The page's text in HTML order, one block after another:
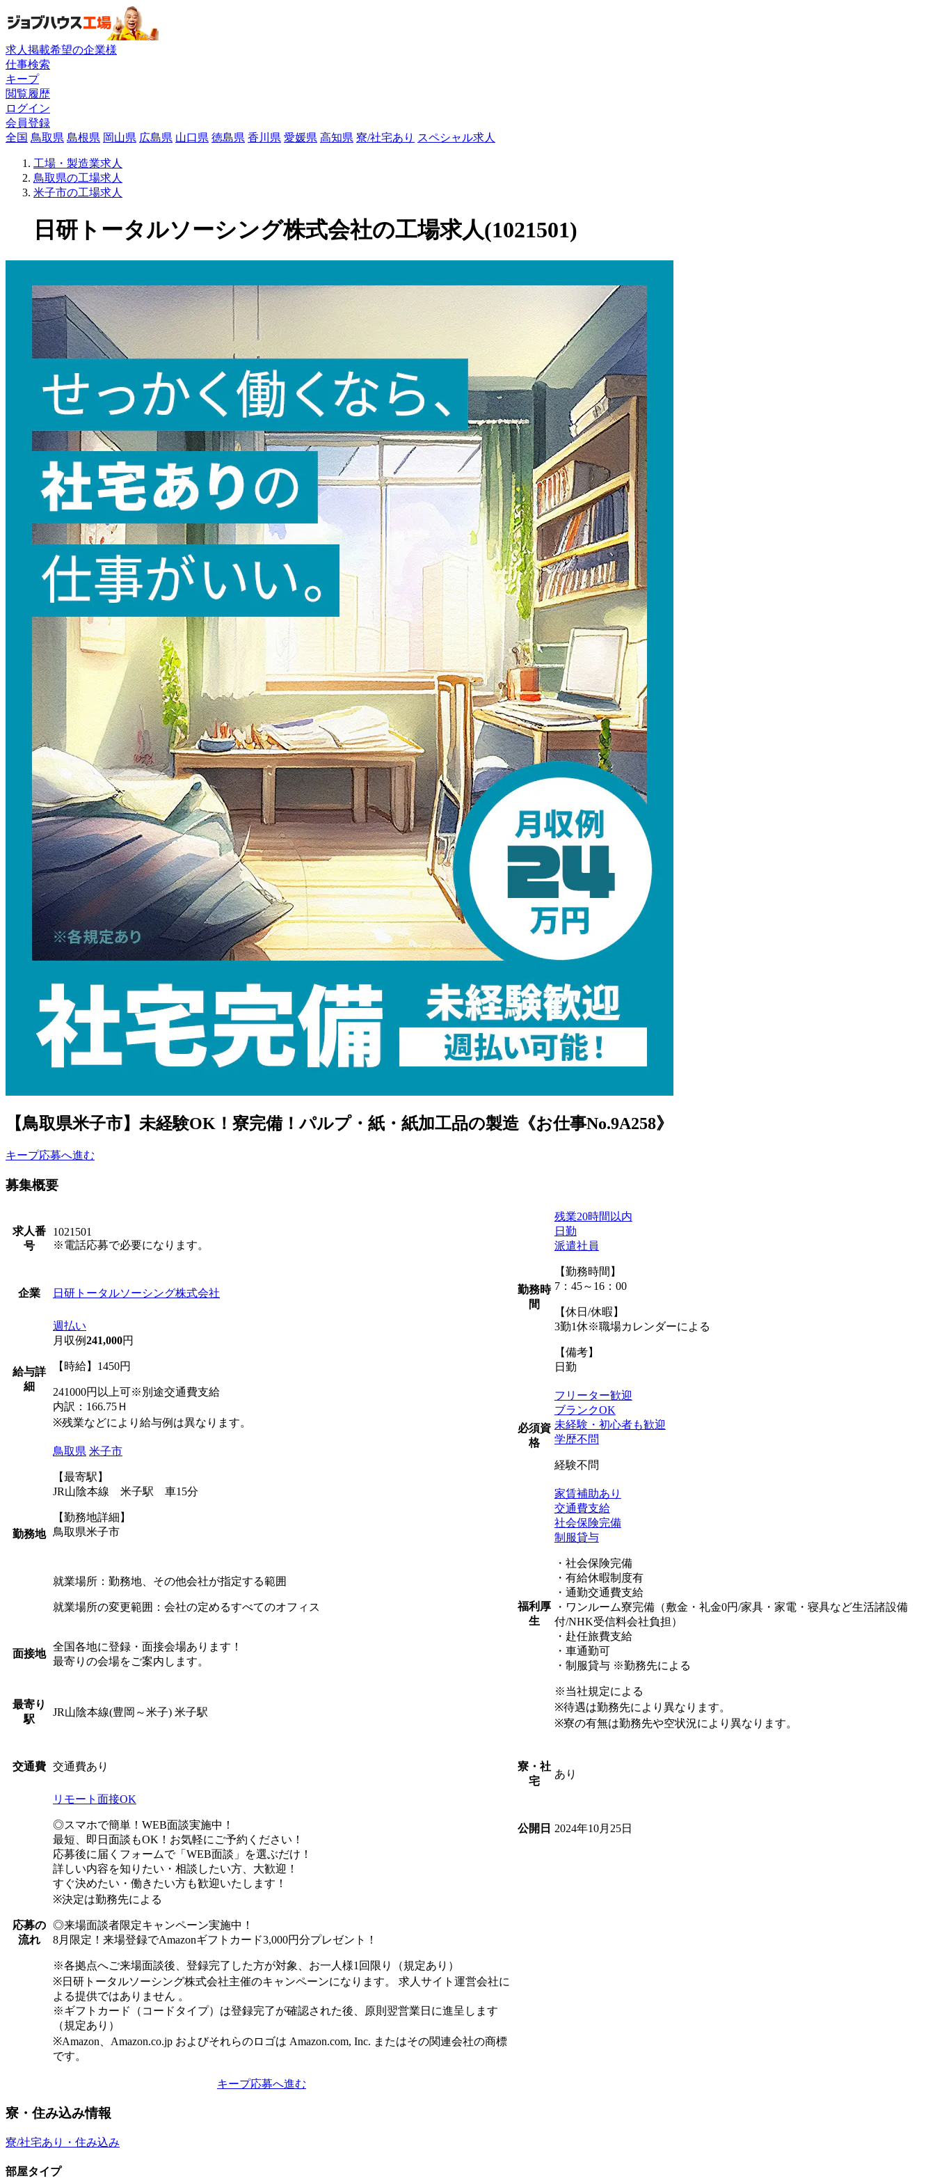
求人掲載希望の企業様
仕事検索
キープ
閲覧履歴
ログイン
会員登録
全国 鳥取県 島根県 岡山県 広島県 山口県 徳島県 香川県 愛媛県 高知県 寮/社宅あり スペシャル求人
工場・製造業求人
鳥取県の工場求人
米子市の工場求人
日研トータルソーシング株式会社の工場求人(1021501)
【鳥取県米子市】未経験OK！寮完備！パルプ・紙・紙加工品の製造《お仕事No.9A258》
キープ応募へ進む
募集概要
求人番
号
1021501
※電話応募で必要になります。
企業 日研トータルソーシング株式会社
給与詳
細
週払い
月収例241,000円
【時給】1450円
241000円以上可※別途交通費支給
内訳：166.75Ｈ
※残業などにより給与例は異なります。
勤務地
鳥取県 米子市
【最寄駅】
JR山陰本線 米子駅 車15分
【勤務地詳細】
鳥取県米子市
就業場所：勤務地、その他会社が指定する範囲
就業場所の変更範囲：会社の定めるすべてのオフィス
面接地
全国各地に登録・面接会場あります！
最寄りの会場をご案内します。
最寄り
駅
JR山陰本線(豊岡～米子) 米子駅
交通費 交通費あり
応募の
流れ
リモート面接OK
◎スマホで簡単！WEB面談実施中！
最短、即日面談もOK！お気軽にご予約ください！
応募後に届くフォームで「WEB面談」を選ぶだけ！
詳しい内容を知りたい・相談したい方、大歓迎！
すぐ決めたい・働きたい方も歓迎いたします！
※決定は勤務先による
◎来場面談者限定キャンペーン実施中！
8月限定！来場登録でAmazonギフトカード3,000円分プレゼント！
※各拠点へご来場面談後、登録完了した方が対象、お一人様1回限り（規定あり）
※日研トータルソーシング株式会社主催のキャンペーンになります。 求人サイト運営会社に
よる提供ではありません 。
※ギフトカード（コードタイプ）は登録完了が確認された後、原則翌営業日に進呈します
（規定あり）
※Amazon、Amazon.co.jp およびそれらのロゴは Amazon.com, Inc. またはその関連会社の商標
です。
勤務時
間
残業20時間以内
日勤
派遣社員
【勤務時間】
7：45～16：00
【休日/休暇】
3勤1休※職場カレンダーによる
【備考】
日勤
必須資
格
フリーター歓迎
ブランクOK
未経験・初心者も歓迎
学歴不問
経験不問
福利厚
生
家賃補助あり
交通費支給
社会保険完備
制服貸与
・社会保険完備
・有給休暇制度有
・通勤交通費支給
・ワンルーム寮完備（敷金・礼金0円/家具・家電・寝具など生活諸設備
付/NHK受信料会社負担）
・赴任旅費支給
・車通勤可
・制服貸与 ※勤務先による
※当社規定による
※待遇は勤務先により異なります。
※寮の有無は勤務先や空状況により異なります。
寮・社
宅
あり
公開日 2024年10月25日
キープ応募へ進む
寮・住み込み情報
寮/社宅あり・住み込み
部屋タイプ